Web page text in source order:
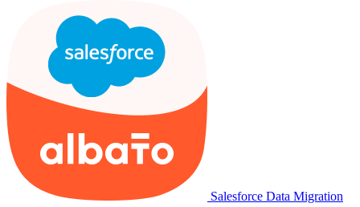
Salesforce Data Migration